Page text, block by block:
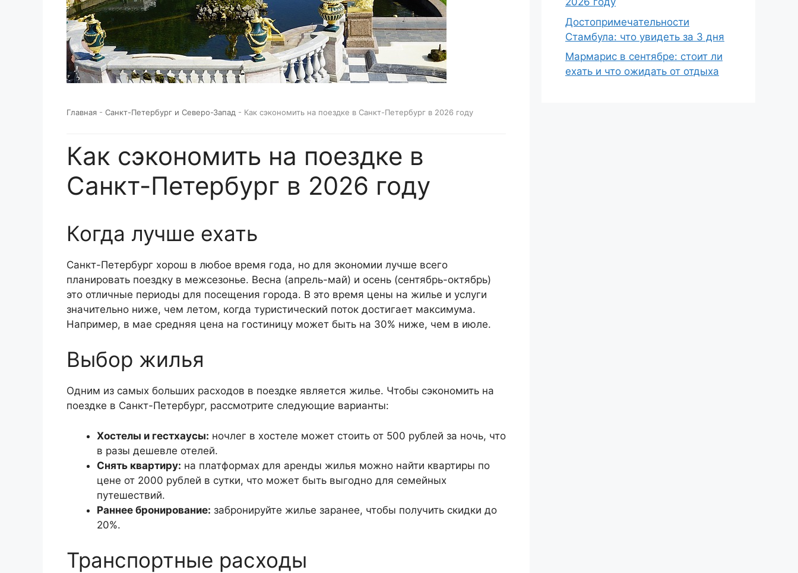
Главная - Санкт-Петербург и Северо-Запад - Как сэкономить на поездке в Санкт-Петербург в 2026 году
Как сэкономить на поездке в
Санкт-Петербург в 2026 году
Когда лучше ехать
Санкт-Петербург хорош в любое время года, но для экономии лучше всего
планировать поездку в межсезонье. Весна (апрель-май) и осень (сентябрь-октябрь)
это отличные периоды для посещения города. В это время цены на жилье и услуги
значительно ниже, чем летом, когда туристический поток достигает максимума.
Например, в мае средняя цена на гостиницу может быть на 30% ниже, чем в июле.
Выбор жилья
Одним из самых больших расходов в поездке является жилье. Чтобы сэкономить на
поездке в Санкт-Петербург, рассмотрите следующие варианты:
Хостелы и гестхаусы: ночлег в хостеле может стоить от 500 рублей за ночь, что
в разы дешевле отелей.
Снять квартиру: на платформах для аренды жилья можно найти квартиры по
цене от 2000 рублей в сутки, что может быть выгодно для семейных
путешествий.
Раннее бронирование: забронируйте жилье заранее, чтобы получить скидки до
20%.
Транспортные расходы
Достопримечательности
Стамбула: что увидеть за 3 дня
Мармарис в сентябре: стоит ли
ехать и что ожидать от отдыха